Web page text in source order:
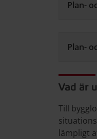
Plan-
Plan-
Vad är
Till
lämpligt